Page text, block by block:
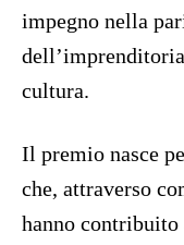
impegno nella
cultura.
Il premio nasce
che, attraverso
hanno